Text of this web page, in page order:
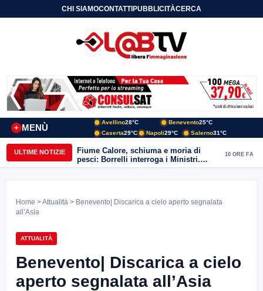
CHI SIAMOCONTATTIPUBBLICITÀCERCA
MENÙ
+
Avellino28°C Benevento25°C
Caserta29°C Napoli29°C Salerno31°C
ULTIME NOTIZIE
Fiume Calore, schiuma e moria di
pesci: Borrelli interroga i Ministri.
“Benevento paga l’assenza del
10 ORE FA
Home >Attualità > Benevento| Discarica a cielo aperto segnalata
all’Asia
ATTUALITÀ
Benevento| Discarica a cielo
aperto segnalata all’Asia